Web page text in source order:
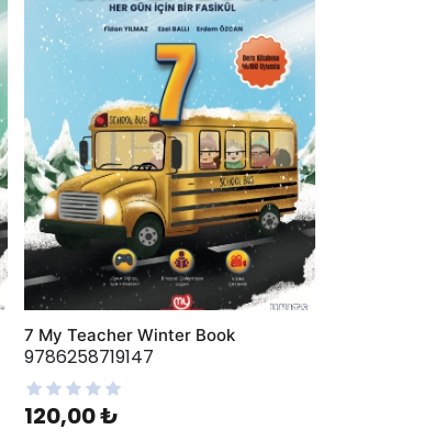
7 My Teacher Winter Book
9786258719147
120,00 ₺